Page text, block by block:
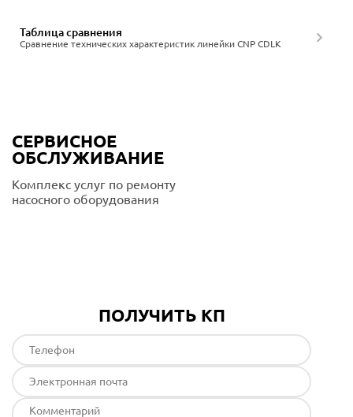
Сравнение технических характеристик линейки CNP CDLK
Таблица сравнения
СЕРВИСНОЕ
ОБСЛУЖИВАНИЕ
Комплекс услуг по ремонту
насосного оборудования
ПОЛУЧИТЬ КП